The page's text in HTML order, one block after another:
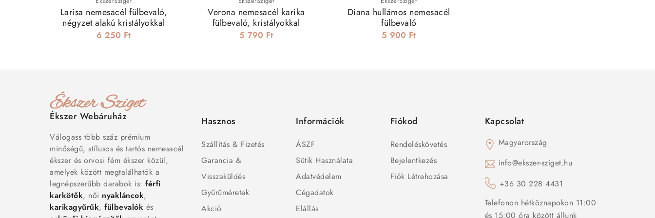
Larisa nemesacél fülbevaló,
négyzet alakú kristályokkal
6 250 Ft
Verona nemesacél karika
fülbevaló, kristályokkal
5 790 Ft
Diana hullámos nemesacél
fülbevaló
5 900 Ft
Ékszer Webáruház
Válogass több száz prémium
minőségű, stílusos és tartós nemesacél
ékszer és orvosi fém ékszer közül,
amelyek között megtalálhatók a
legnépszerűbb darabok is: férfi
karkötők, női nyakláncok,
karikagyűrűk, fülbevalók és
Hasznos
Szállítás & Fizetés
Garancia &
Visszaküldés
Gyűrűméretek
Akció
Információk
ÁSZF
Sütik Használata
Adatvédelem
Cégadatok
Elállás
Fiókod
Rendeléskövetés
Bejelentkezés
Fiók Létrehozása
Kapcsolat
Magyarország
info@ekszer-sziget.hu
+36 30 228 4431
Telefonon hétköznapokon 11:00
és 15:00 óra között állunk